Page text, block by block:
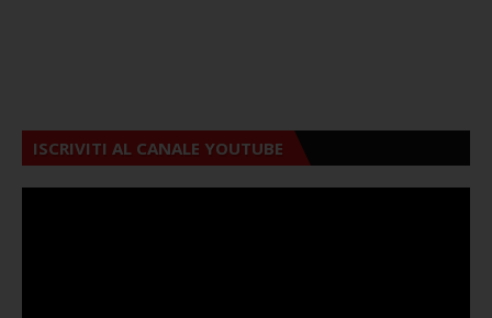
ISCRIVITI AL CANALE YOUTUBE